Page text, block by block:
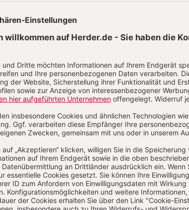
Eingewöhnung in Krippe oder Kindergarten
Kinder in der Kita